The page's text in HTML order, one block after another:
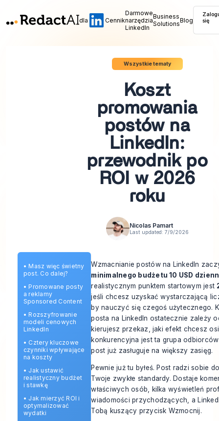
dla Cennik
Darmowe
narzędzia
LinkedIn
Business
SolutionsBlog
się
Wszystkie tematy
Koszt
promowania
postów na
LinkedIn:
przewodnik po
ROI w 2026
roku
Nicolas Pamart
Last updated: 7/9/2026
• Masz więc świetny
post. Co dalej?
• Promowane posty
a reklamy
Sponsored Content
• Rozszyfrowanie
modeli cenowych
LinkedIn
• Cztery kluczowe
czynniki wpływające
na koszty
• Jak ustawić
realistyczny budżet
i stawkę
• Jak mierzyć ROI i
optymalizować
wydatki
Wzmacnianie postów na LinkedIn
minimalnego budżetu 10 USD
realistycznym punktem startowym jest
jeśli chcesz uzyskać wystarczającą
by nauczyć się czegoś użytecznego.
posta na LinkedIn ostatecznie zależy
kierujesz przekaz, jaki efekt chcesz
konkurencyjna jest ta grupa
post już zasługuje na większy zasięg.
Pewnie już tu byłeś. Post radzi sobie
Twoje zwykłe standardy. Dostaje
właściwych osób, kilka wyświetleń
wiadomości przychodzących, a
Tobą kuszący przycisk Wzmocnij.